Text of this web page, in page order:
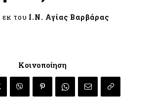
εκ του Ι.Ν. Αγίας Βαρβάρας
Κοινοποίηση